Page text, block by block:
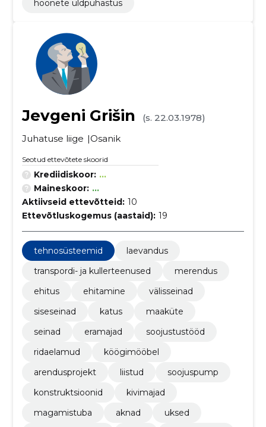
hoonete üldpuhastus
Jevgeni Grišin
(s. 22.03.1978)
Juhatuse liige
Osanik
Seotud ettevõtete skoorid
Krediidiskoor: ...
Maineskoor: ...
Aktiivseid ettevõtteid: 10
Ettevõtluskogemus (aastaid): 19
tehnosüsteemid
laevandus
transpordi- ja kullerteenused
merendus
ehitus
ehitamine
välisseinad
siseseinad
katus
maaküte
seinad
eramajad
soojustustööd
ridaelamud
köögimööbel
arendusprojekt
liistud
soojuspump
konstruktsioonid
kivimajad
magamistuba
aknad
uksed